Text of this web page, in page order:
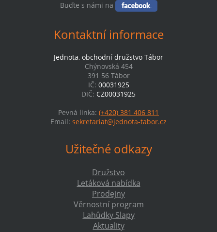
Buďte s námi na
Kontaktní informace
Jednota, obchodní družstvo Tábor
Chýnovská 454
391 56 Tábor
IČ: 00031925
DIČ: CZ00031925
Pevná linka: (+420) 381 406 811
Email: sekretariat@jednota-tabor.cz
Užitečné odkazy
Družstvo
Letáková nabídka
Prodejny
Věrnostní program
Lahůdky Slapy
Aktuality